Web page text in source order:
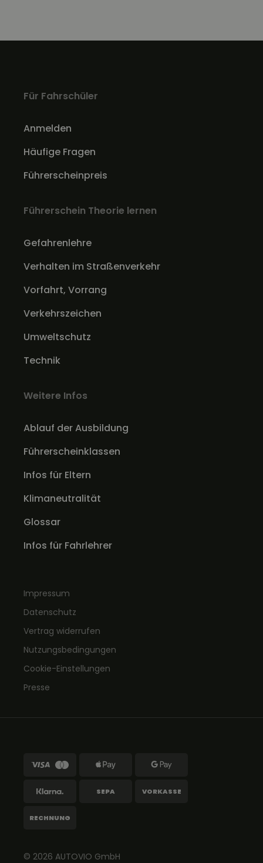
Für Fahrschüler
Anmelden
Häufige Fragen
Führerscheinpreis
Führerschein Theorie lernen
Gefahrenlehre
Verhalten im Straßenverkehr
Vorfahrt, Vorrang
Verkehrszeichen
Umweltschutz
Technik
Weitere Infos
Ablauf der Ausbildung
Führerscheinklassen
Infos für Eltern
Klimaneutralität
Glossar
Infos für Fahrlehrer
Impressum
Datenschutz
Vertrag widerrufen
Nutzungsbedingungen
Cookie-Einstellungen
Presse
© 2026 AUTOVIO GmbH
SEPA VORKASSE
RECHNUNG